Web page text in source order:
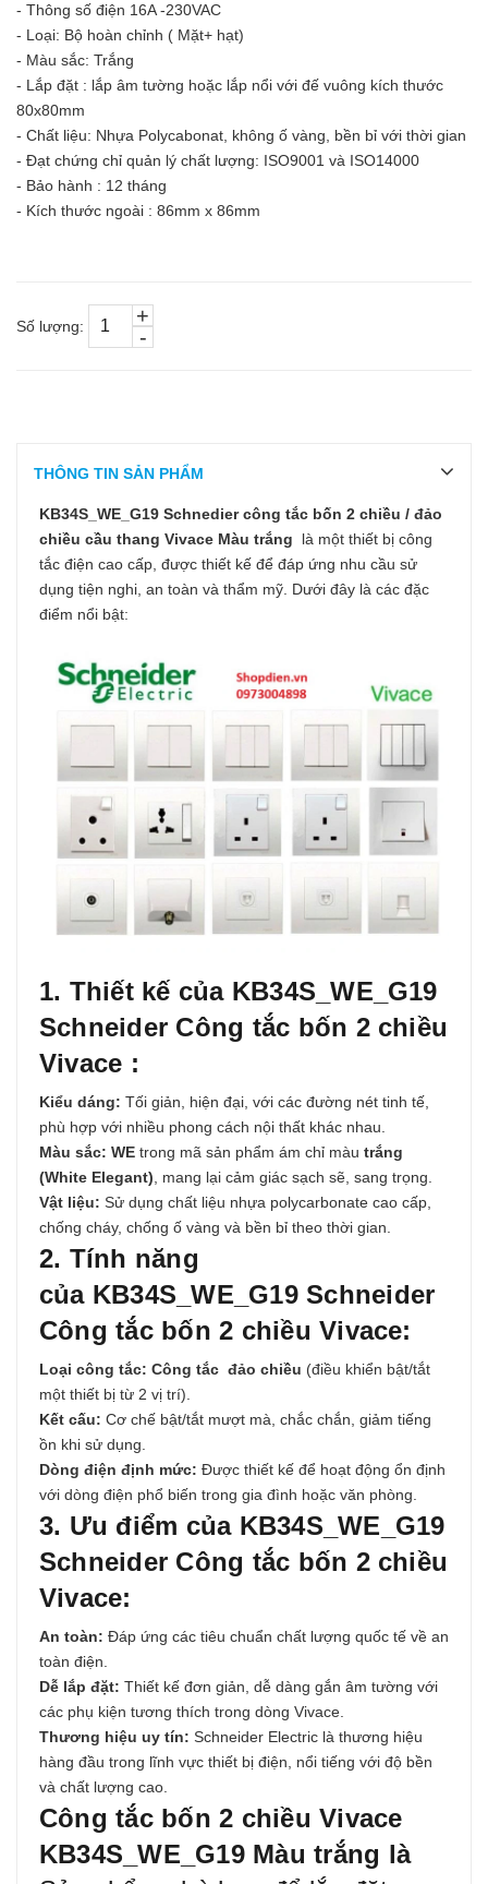
- Thông số điện 16A -230VAC
- Loại: Bộ hoàn chỉnh ( Mặt+ hạt)
- Màu sắc: Trắng
- Lắp đặt : lắp âm tường hoặc lắp nổi với đế vuông kích thước
80x80mm
- Chất liệu: Nhựa Polycabonat, không ố vàng, bền bỉ với thời gian
- Đạt chứng chỉ quản lý chất lượng: ISO9001 và ISO14000
- Bảo hành : 12 tháng
- Kích thước ngoài : 86mm x 86mm
Số lượng: -
+
THÔNG TIN SẢN PHẨM
KB34S_WE_G19 Schnedier công tắc bốn 2 chiều / đảo
chiều cầu thang Vivace Màu trắng
là một thiết bị công
tắc điện cao cấp, được thiết kế để đáp ứng nhu cầu sử
dụng tiện nghi, an toàn và thẩm mỹ. Dưới đây là các đặc
điểm nổi bật:
1. Thiết kế của KB34S_WE_G19
Schneider Công tắc bốn 2 chiều
Vivace :
Kiểu dáng: Tối giản, hiện đại, với các đường nét tinh tế,
phù hợp với nhiều phong cách nội thất khác nhau.
Màu sắc: WE trong mã sản phẩm ám chỉ màu trắng
(White Elegant) , mang lại cảm giác sạch sẽ, sang trọng.
Vật liệu: Sử dụng chất liệu nhựa polycarbonate cao cấp,
chống cháy, chống ố vàng và bền bỉ theo thời gian.
2. Tính năng
của KB34S_WE_G19 Schneider
Công tắc bốn 2 chiều Vivace:
Loại công tắc: Công tắc đảo chiều (điều khiển bật/tắt
một thiết bị từ 2 vị trí).
Kết cấu: Cơ chế bật/tắt mượt mà, chắc chắn, giảm tiếng
ồn khi sử dụng.
Dòng điện định mức: Được thiết kế để hoạt động ổn định
với dòng điện phổ biến trong gia đình hoặc văn phòng.
3. Ưu điểm của KB34S_WE_G19
Schneider Công tắc bốn 2 chiều
Vivace:
An toàn: Đáp ứng các tiêu chuẩn chất lượng quốc tế về an
toàn điện.
Dễ lắp đặt: Thiết kế đơn giản, dễ dàng gắn âm tường với
các phụ kiện tương thích trong dòng Vivace.
Thương hiệu uy tín: Schneider Electric là thương hiệu
hàng đầu trong lĩnh vực thiết bị điện, nổi tiếng với độ bền
và chất lượng cao.
Công tắc bốn 2 chiều Vivace
KB34S_WE_G19 Màu trắng là